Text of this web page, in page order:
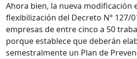
Ahora bien, la nueva modificación
flexibilización del Decreto N° 127/
empresas de entre cinco a 50
porque establece que deberán
semestralmente un Plan de